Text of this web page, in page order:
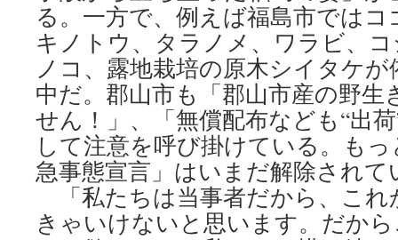
る。一方で、例えば福島市では
キノトウ、タラノメ、ワラビ、
ノコ、露地栽培の原木シイタケ
中だ。郡山市も「郡山市産の野
せん！」、「無償配布なども“出
して注意を呼び掛けている。も
急事態宣言」はいまだ解除されて
「私たちは当事者だから、これ
きゃいけないと思います。だか